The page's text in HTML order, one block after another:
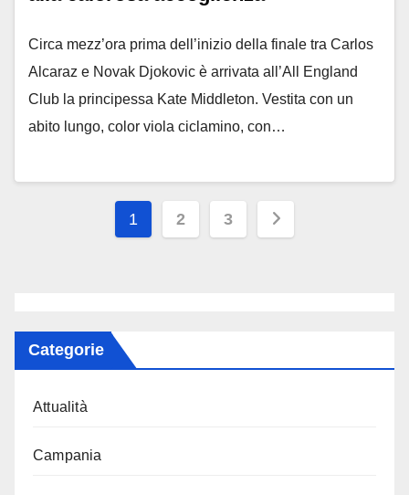
Circa mezz’ora prima dell’inizio della finale tra Carlos
Alcaraz e Novak Djokovic è arrivata all’All England
Club la principessa Kate Middleton. Vestita con un
abito lungo, color viola ciclamino, con…
Paginazione
1 2 3
Categorie
Attualità
Campania